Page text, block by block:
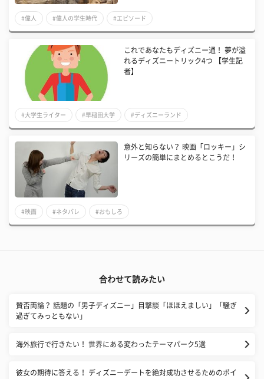
#偉人 #偉人の学生時代 #エピソード
これであなたもディズニー通！ 夢が溢
れるディズニートリック4つ 【学生記
者】
#大学生ライター #早稲田大学 #ディズニーランド
意外と知らない？ 映画「ロッキー」シ
リーズの簡単にまとめるとこうだ！
#映画 #ネタバレ #おもしろ
合わせて読みたい
賛否両論？ 話題の「男子ディズニー」目撃談「ほほえましい」「騒ぎ
過ぎてみっともない」
海外旅行で行きたい！ 世界にある変わったテーマパーク5選
彼女の期待に答える！ ディズニーデートを絶対成功させるためのポイ